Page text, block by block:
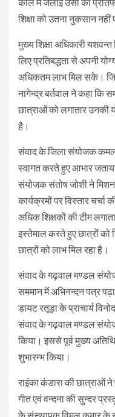
काल में जलाई उसी का
शिक्षा को उतना नुकसान नहीं
मुख्य शिक्षा अधिकारी
लिए प्रतिबद्धता से अपनी
अधिकतम लाभ मिल सके।
नागेन्द्र बर्तवाल ने कहा कि
छात्राओं को लगातार उनकी
है।
संवाद के जिला संयोजक कमल
स्वागत करते हुए आभार
संयोजक संतोष जोशी ने मिशन
कार्यक्रमों पर विस्तार
अधिक शिक्षकों की टीम
इस्तेमाल करते हुए छात्रों को
छात्रों को लाभ मिल रहा है।
संवाद के गढ़वाल मण्डल
सममान में अभिनन्दन पत्र
डायट रतूड़ा के प्राचार्य
संवाद के गढ़वाल मण्डल
किया। इससे पूर्व मुख्य
शुभारम्भ किया।
राइंका कंडारा की छात्राओं
गीत एवं वन्दना की सुन्दर